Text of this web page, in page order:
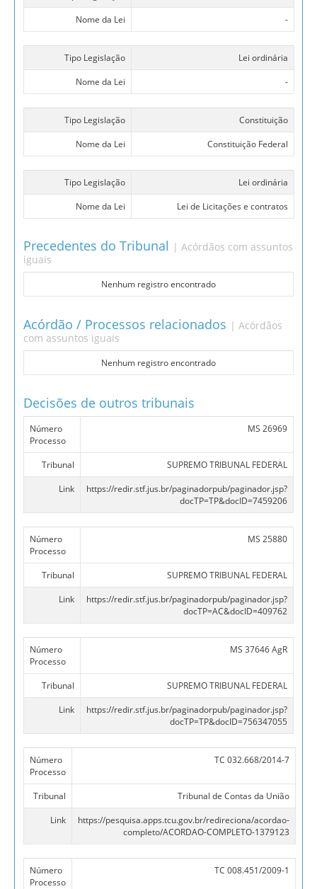
Nome da Lei
-
Tipo Legislação
Lei ordinária
Nome da Lei
-
Tipo Legislação
Constituição
Nome da Lei
Constituição Federal
Tipo Legislação
Lei ordinária
Nome da Lei
Lei de Licitações e contratos
Precedentes do Tribunal | Acórdãos com assuntos
iguais
Nenhum registro encontrado
Acórdão / Processos relacionados | Acórdãos
com assuntos iguais
Nenhum registro encontrado
Decisões de outros tribunais
Número
Processo
MS 26969
Tribunal
SUPREMO TRIBUNAL FEDERAL
Link
https://redir.stf.jus.br/paginadorpub/paginador.jsp?
docTP=TP&docID=7459206
Número
Processo
MS 25880
Tribunal
SUPREMO TRIBUNAL FEDERAL
Link
https://redir.stf.jus.br/paginadorpub/paginador.jsp?
docTP=AC&docID=409762
Número
Processo
MS 37646 AgR
Tribunal
SUPREMO TRIBUNAL FEDERAL
Link
https://redir.stf.jus.br/paginadorpub/paginador.jsp?
docTP=TP&docID=756347055
Número
Processo
TC 032.668/2014-7
Tribunal
Tribunal de Contas da União
Link
https://pesquisa.apps.tcu.gov.br/redireciona/acordao-
completo/ACORDAO-COMPLETO-1379123
Número
Processo
TC 008.451/2009-1